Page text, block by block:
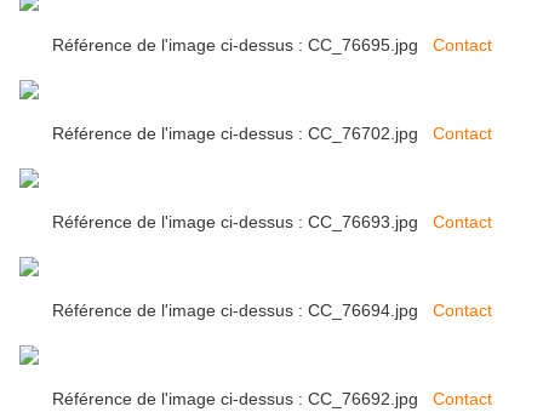
Référence de l'image ci-dessus : CC_76695.jpg Contact
Référence de l'image ci-dessus : CC_76702.jpg Contact
Référence de l'image ci-dessus : CC_76693.jpg Contact
Référence de l'image ci-dessus : CC_76694.jpg Contact
Référence de l'image ci-dessus : CC_76692.jpg Contact